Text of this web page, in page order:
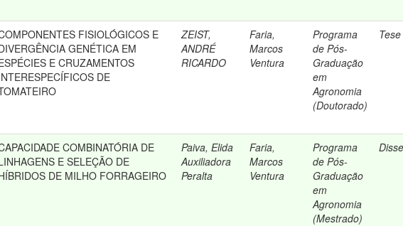
FISIOLÓGICOS E
GENÉTICA EM
E CRUZAMENTOS
DE
ZEIST,
ANDRÉ
RICARDO
Faria,
Marcos
Ventura
Programa
de Pós-
Graduação
em
Agronomia
(Doutorado)
Tese
COMBINATÓRIA DE
E SELEÇÃO DE
DE MILHO FORRAGEIRO
Paiva, Elida
Auxiliadora
Peralta
Faria,
Marcos
Ventura
Programa
de Pós-
Graduação
em
Agronomia
(Mestrado)